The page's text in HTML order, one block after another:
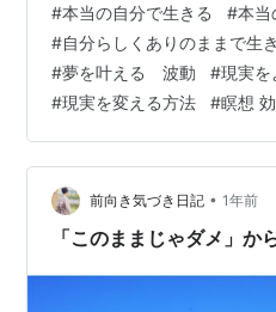
申し込みはこちらから。↓ オ
ランディングとチャクラ」 -
日、長い記事が続いたので、
思います^ ^ 本当に生きたい
自分らしい人生を手に入れ
#本当の自分で生きる #本当
#自分らしくありのままで生
#夢を叶える 波動 #現実を
#現実を変える方法 #瞑想
前向き気づき日記 • 1年前
「このままじゃダメ」か